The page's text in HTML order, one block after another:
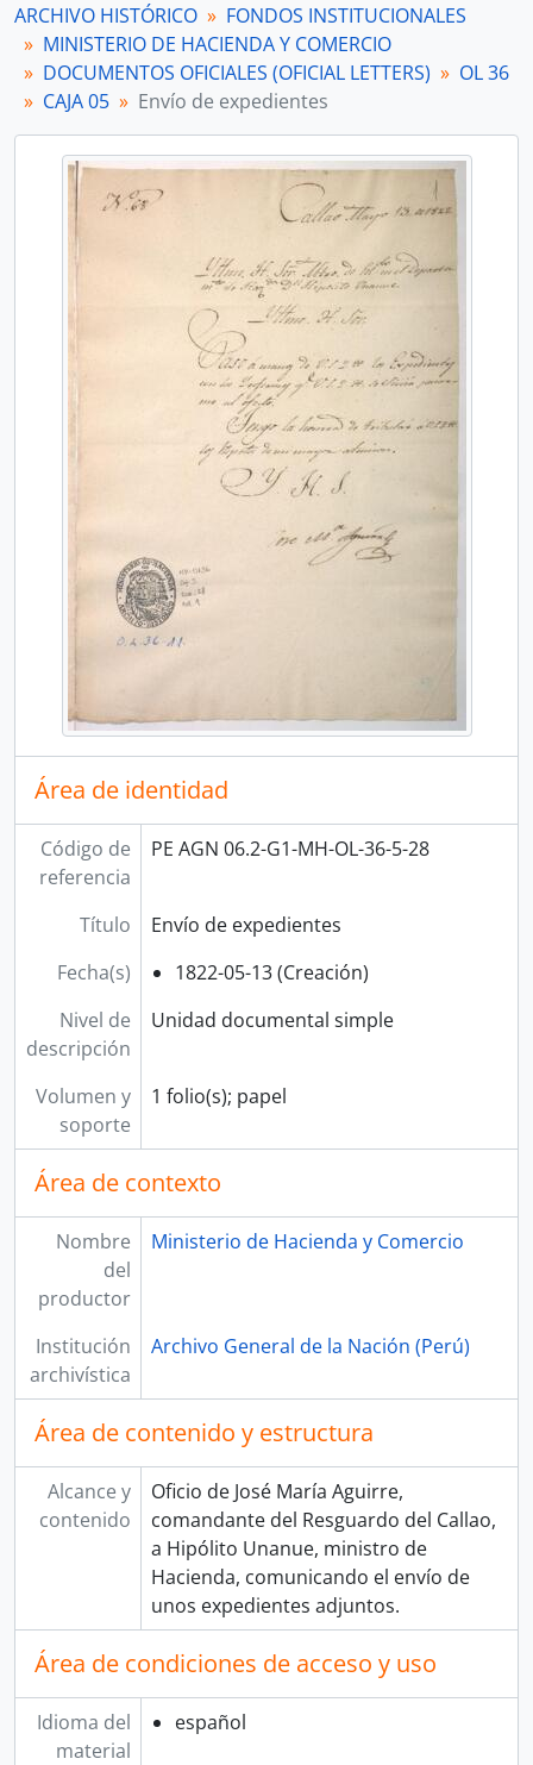
[Unidad documental simple] Ascenso de cargo
[Unidad documental simple] Navíos presos
[Unidad documental simple] Descarga de bergantín
[Unidad documental simple] Nombramiento
[Unidad documental simple] Exoneración de impuesto
[Unidad documental simple] Representación
[Unidad documental simple] Donación de sueldos y comisos
[Unidad documental simple] Importe de títulos librados
[Unidad documental simple] Distribución de comisos
[Subsección] OL 37
[Subsección] OL 38
[Subsección] OL 38a
[Subsección] OL 39
[Subsección] OL 40
[Subsección] OL 41
[Subsección] OL 42
[Subsección] OL 42a
[Sección] TRIBUNAL DEL CONSULADO
[Fondo] COMISIÓN NACIONAL DEL SESQUICENTENARIO DE LA INDEPENDENCIA DEL PERÚ
[Fondo] ARCHIVO AGRARIO
[Agrupación documental] FONDOS FÁCTICOS
[Agrupación documental] PROTOCOLOS NOTARIALES
ARCHIVO HISTÓRICO
FONDOS INSTITUCIONALES
MINISTERIO DE HACIENDA Y COMERCIO
DOCUMENTOS OFICIALES (OFICIAL LETTERS)
OL 36
CAJA 05
Envío de expedientes
Área de identidad
Código de
referencia
PE AGN 06.2-G1-MH-OL-36-5-28
Título
Envío de expedientes
Fecha(s)
1822-05-13 (Creación)
Nivel de
descripción
Unidad documental simple
Volumen y
soporte
1 folio(s); papel
Área de contexto
Nombre
del
productor
Ministerio de Hacienda y Comercio
Institución
archivística
Archivo General de la Nación (Perú)
Área de contenido y estructura
Alcance y
contenido
Oficio de José María Aguirre,
comandante del Resguardo del Callao,
a Hipólito Unanue, ministro de
Hacienda, comunicando el envío de
unos expedientes adjuntos.
Área de condiciones de acceso y uso
Idioma del
material
español